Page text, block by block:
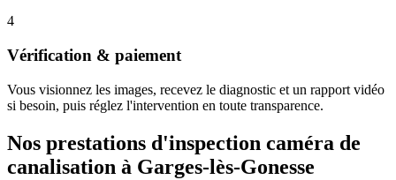
4
Vérification & paiement
Vous visionnez les images, recevez le diagnostic et un rapport vidéo
si besoin, puis réglez l'intervention en toute transparence.
Nos prestations d'inspection caméra de
canalisation à Garges-lès-Gonesse